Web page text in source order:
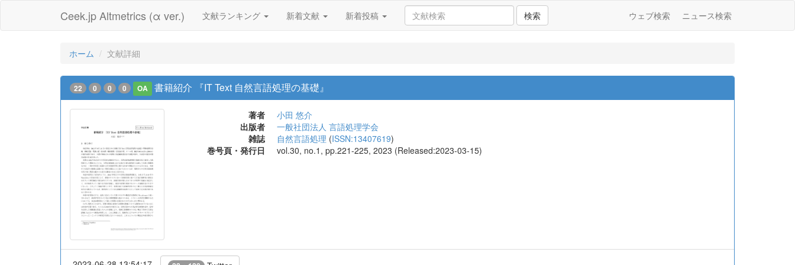
Ceek.jp Altmetrics (α ver.) 文献ランキング 新着文献 新着投稿 検索 ウェブ検索 ニュース検索
ホーム 文献詳細
22 0 0 0 OA 書籍紹介 『IT Text 自然言語処理の基礎』
著者
小田 悠介
出版者
一般社団法人 言語処理学会
雑誌
自然言語処理 (ISSN:13407619)
巻号頁・発行日
vol.30, no.1, pp.221-225, 2023 (Released:2023-03-15)